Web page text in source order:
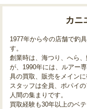
カニ
1977年から今の店舗で釣
す。
創業時は、海つり、へら
が、1990年には、ルアー
具の買取、販売をメインに
スタッフは全員、ポパイ
人間の集まりです。
買取経験も30年以上のベ